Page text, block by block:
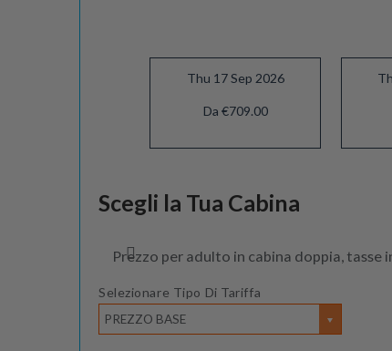
Thu 17 Sep 2026
Da €709.00
Scegli la Tua Cabina
Prezzo per adulto in cabina doppia, tasse
Selezionare Tipo Di Tariffa
PREZZO BASE